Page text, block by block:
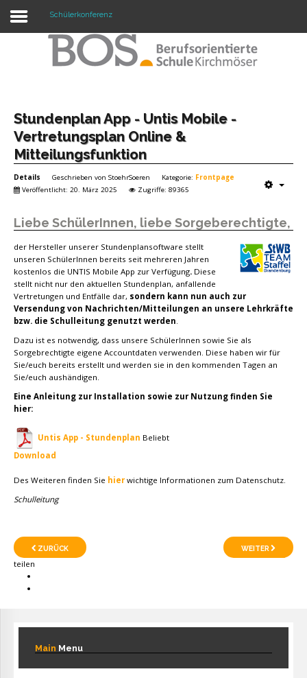
Warning: "continue" targeting switch is equivalent
Home
Profil
Termine
Mitwirkung
Kontakt
Schülerkonferenz
Stundenplan App - Untis Mobile -
Vertretungsplan Online &
Mitteilungsfunktion
Details Geschrieben von StoehrSoeren Kategorie: Frontpage
Veröffentlicht: 20. März 2025
Zugriffe: 89365
Liebe SchülerInnen, liebe Sorgeberechtigte,
der Hersteller unserer Stundenplansoftware stellt
unseren SchülerInnen bereits seit mehreren Jahren
kostenlos die UNTIS Mobile App zur Verfügung. Diese
stellt nicht nur den aktuellen Stundenplan, anfallende
Vertretungen und Entfälle dar, sondern kann nun auch zur
Versendung von Nachrichten/Mitteilungen an unsere Lehrkräfte
bzw. die Schulleitung genutzt werden.
Dazu ist es notwendig, dass unsere SchülerInnen sowie Sie als
Sorgebrechtigte eigene Accountdaten verwenden. Diese haben wir für
Sie/euch bereits erstellt und werden sie in den kommenden Tagen an
Sie/euch aushändigen.
Eine Anleitung zur Installation sowie zur Nutzung finden Sie
hier:
Untis App - Stundenplan Beliebt
Download
Des Weiteren finden Sie hier wichtige Informationen zum Datenschutz.
Schulleitung
ZURÜCK WEITER
teilen
Main Menu